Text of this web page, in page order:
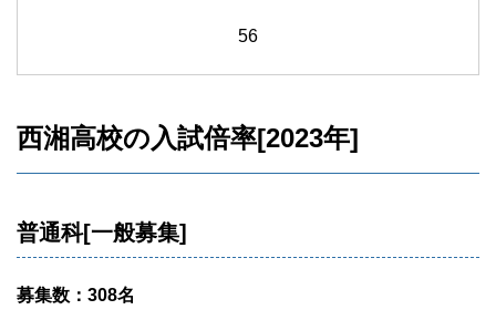
56
西湘高校の入試倍率[2023年]
普通科[一般募集]
募集数：308名